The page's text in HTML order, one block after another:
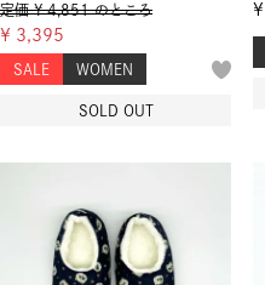
定価 ¥ 4,851 のところ
¥ 3,395
SALE WOMEN
SOLD OUT
¥